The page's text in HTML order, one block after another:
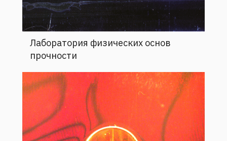
Лаборатория физических основ
прочности